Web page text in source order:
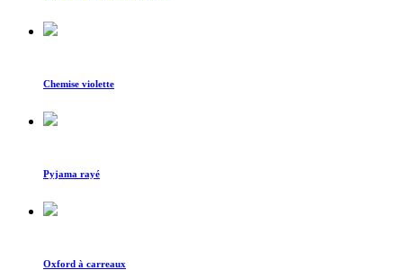
Chemise violette
Pyjama rayé
Oxford à carreaux